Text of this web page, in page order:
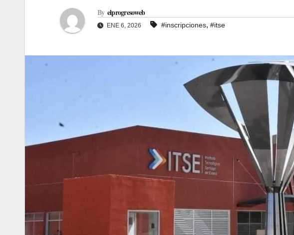
By elprogresoweb
ENE 6, 2026 #inscripciones, #itse